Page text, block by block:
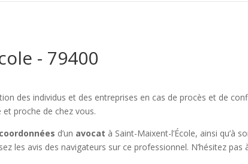
- 79400
des individus et des entreprises en cas de procès et de
proche de chez vous.
coordonnées d’un avocat à Saint-Maixent-l’École, ainsi qu’à
les avis des navigateurs sur ce professionnel. N’hésitez